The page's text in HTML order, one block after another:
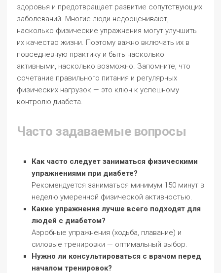
здоровья и предотвращает развитие сопутствующих
заболеваний. Многие люди недооценивают,
насколько физические упражнения могут улучшить
их качество жизни. Поэтому важно включать их в
повседневную практику и быть насколько
активными, насколько возможно. Запомните, что
сочетание правильного питания и регулярных
физических нагрузок — это ключ к успешному
контролю диабета.
Часто задаваемые вопросы
Как часто следует заниматься физическими
упражнениями при диабете?
Рекомендуется заниматься минимум 150 минут в
неделю умеренной физической активностью.
Какие упражнения лучше всего подходят для
людей с диабетом?
Аэробные упражнения (ходьба, плавание) и
силовые тренировки — оптимальный выбор.
Нужно ли консультироваться с врачом перед
началом тренировок?